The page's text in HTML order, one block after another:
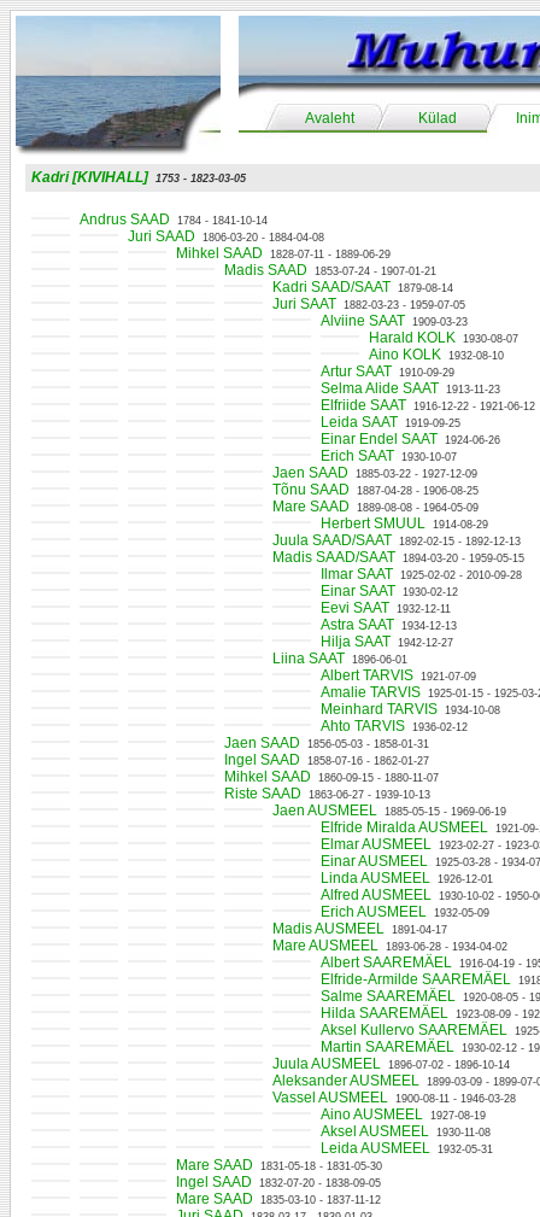
Avaleht Külad
Kadri [KIVIHALL] 1753 - 1823-03-05
Andrus SAAD 1784 - 1841-10-14
Juri SAAD 1806-03-20 - 1884-04-08
Mihkel SAAD 1828-07-11 - 1889-06-29
Madis SAAD 1853-07-24 - 1907-01-21
Kadri SAAD/SAAT 1879-08-14
Juri SAAT 1882-03-23 - 1959-07-05
Alviine SAAT 1909-03-23
Harald KOLK 1930-08-07
Aino KOLK 1932-08-10
Artur SAAT 1910-09-29
Selma Alide SAAT 1913-11-23
Elfriide SAAT 1916-12-22 - 1921-06-12
Leida SAAT 1919-09-25
Einar Endel SAAT 1924-06-26
Erich SAAT 1930-10-07
Jaen SAAD 1885-03-22 - 1927-12-09
Tõnu SAAD 1887-04-28 - 1906-08-25
Mare SAAD 1889-08-08 - 1964-05-09
Herbert SMUUL 1914-08-29
Juula SAAD/SAAT 1892-02-15 - 1892-12-13
Madis SAAD/SAAT 1894-03-20 - 1959-05-15
Ilmar SAAT 1925-02-02 - 2010-09-28
Einar SAAT 1930-02-12
Eevi SAAT 1932-12-11
Astra SAAT 1934-12-13
Hilja SAAT 1942-12-27
Liina SAAT 1896-06-01
Albert TARVIS 1921-07-09
Amalie TARVIS 1925-01-15 - 1925-03-
Meinhard TARVIS 1934-10-08
Ahto TARVIS 1936-02-12
Jaen SAAD 1856-05-03 - 1858-01-31
Ingel SAAD 1858-07-16 - 1862-01-27
Mihkel SAAD 1860-09-15 - 1880-11-07
Riste SAAD 1863-06-27 - 1939-10-13
Jaen AUSMEEL 1885-05-15 - 1969-06-19
Elfride Miralda AUSMEEL 1921-
Elmar AUSMEEL 1923-02-27 - 1923-
Einar AUSMEEL 1925-03-28 - 1934-
Linda AUSMEEL 1926-12-01
Alfred AUSMEEL 1930-10-02 - 1950-
Erich AUSMEEL 1932-05-09
Madis AUSMEEL 1891-04-17
Mare AUSMEEL 1893-06-28 - 1934-04-02
Albert SAAREMÄEL 1916-04-19 -
Elfride-Armilde SAAREMÄEL
Salme SAAREMÄEL 1920-08-05 -
Hilda SAAREMÄEL 1923-08-09 -
Aksel Kullervo SAAREMÄEL
Martin SAAREMÄEL 1930-02-12 -
Juula AUSMEEL 1896-07-02 - 1896-10-14
Aleksander AUSMEEL 1899-03-09 - 1899-07-
Vassel AUSMEEL 1900-08-11 - 1946-03-28
Aino AUSMEEL 1927-08-19
Aksel AUSMEEL 1930-11-08
Leida AUSMEEL 1932-05-31
Mare SAAD 1831-05-18 - 1831-05-30
Ingel SAAD 1832-07-20 - 1838-09-05
Mare SAAD 1835-03-10 - 1837-11-12